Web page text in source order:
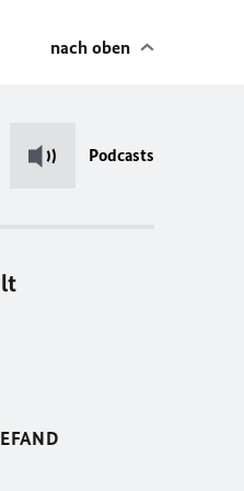
nach oben
Podcasts